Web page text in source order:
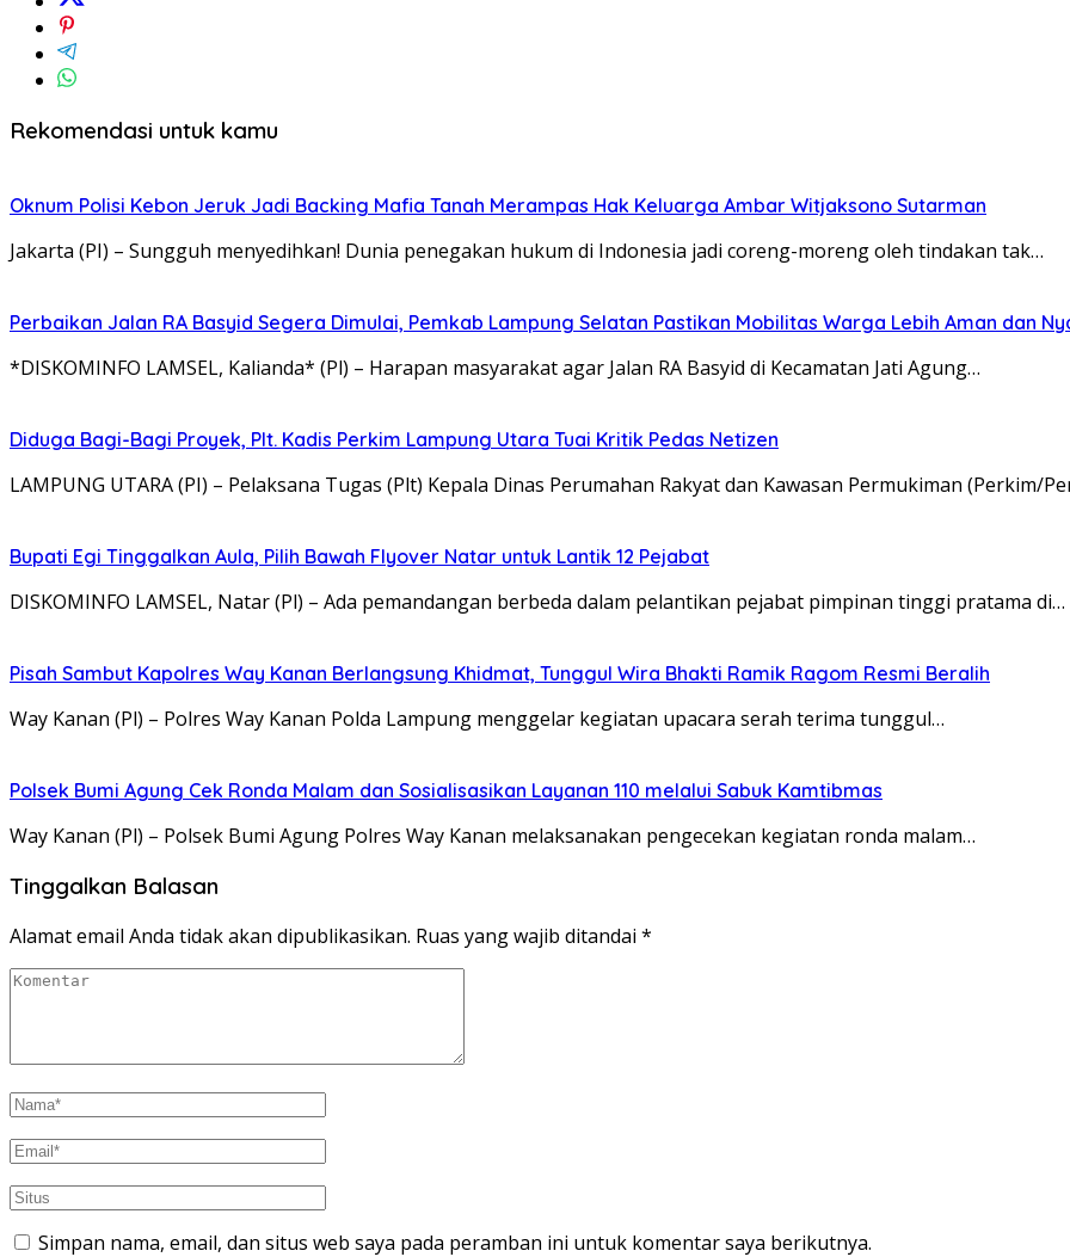
Rekomendasi untuk kamu
Oknum Polisi Kebon Jeruk Jadi Backing Mafia Tanah Merampas Hak Keluarga Ambar Witjaksono Sutarman
Jakarta (PI) – Sungguh menyedihkan! Dunia penegakan hukum di Indonesia jadi coreng-moreng oleh tindakan tak…
Perbaikan Jalan RA Basyid Segera Dimulai, Pemkab Lampung Selatan Pastikan Mobilitas Warga Lebih Aman dan
*DISKOMINFO LAMSEL, Kalianda* (Pl) – Harapan masyarakat agar Jalan RA Basyid di Kecamatan Jati Agung…
Diduga Bagi-Bagi Proyek, Plt. Kadis Perkim Lampung Utara Tuai Kritik Pedas Netizen
LAMPUNG UTARA (PI) – Pelaksana Tugas (Plt) Kepala Dinas Perumahan Rakyat dan Kawasan Permukiman (Perkim/
Bupati Egi Tinggalkan Aula, Pilih Bawah Flyover Natar untuk Lantik 12 Pejabat
DISKOMINFO LAMSEL, Natar (Pl) – Ada pemandangan berbeda dalam pelantikan pejabat pimpinan tinggi pratama di…
Pisah Sambut Kapolres Way Kanan Berlangsung Khidmat, Tunggul Wira Bhakti Ramik Ragom Resmi Beralih
Way Kanan (Pl) – Polres Way Kanan Polda Lampung menggelar kegiatan upacara serah terima tunggul…
Polsek Bumi Agung Cek Ronda Malam dan Sosialisasikan Layanan 110 melalui Sabuk Kamtibmas
Way Kanan (Pl) – Polsek Bumi Agung Polres Way Kanan melaksanakan pengecekan kegiatan ronda malam…
Tinggalkan Balasan
Alamat email Anda tidak akan dipublikasikan. Ruas yang wajib ditandai *
Simpan nama, email, dan situs web saya pada peramban ini untuk komentar saya berikutnya.